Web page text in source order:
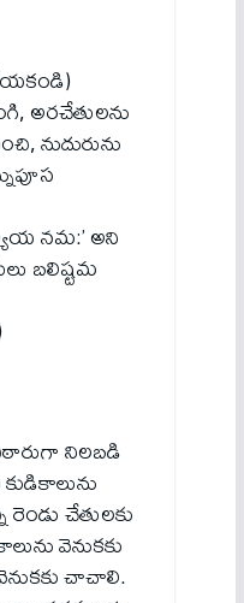
అరచేతులను
నుదురును
నమ:’ అని
బలిష్టమ
నిలబడి
చేతులకు
వెనుకకు
చాచాలి.